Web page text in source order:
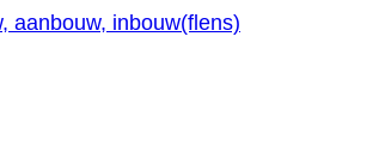
aanbouw, inbouw(flens)